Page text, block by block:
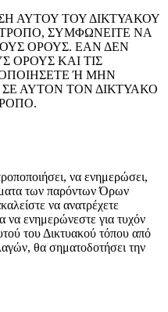
ΑΥΤΟΥ ΤΟΥ ΔΙΚΤΥΑΚΟΥ
ΣΥΜΦΩΝΕΙΤΕ ΝΑ
ΟΡΟΥΣ. ΕΑΝ ΔΕΝ
ΟΡΟΥΣ ΚΑΙ ΤΙΣ
Ή ΜΗΝ
ΑΥΤΟΝ ΤΟΝ ΔΙΚΤΥΑΚΟ
να ενημερώσει,
των παρόντων Όρων
να ανατρέχετε
να ενημερώνεστε για τυχόν
του Δικτυακού τόπου από
θα σηματοδοτήσει την